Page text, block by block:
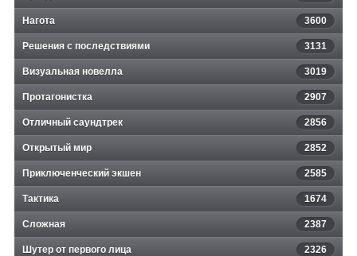
Нагота 3600
Решения с последствиями 3131
Визуальная новелла 3019
Протагонистка 2907
Отличный саундтрек 2856
Открытый мир 2852
Приключенческий экшен 2585
Тактика 1674
Сложная 2387
Шутер от первого лица 2326